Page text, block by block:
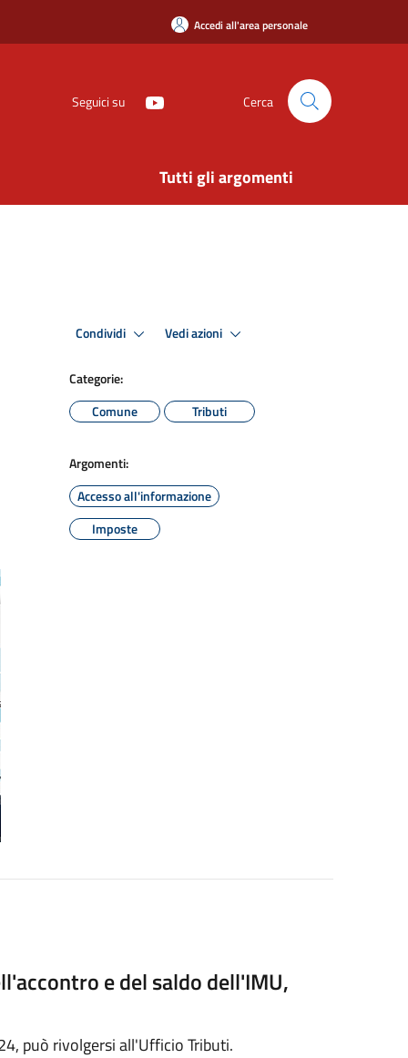
Accedi all'area personale
Seguici su Cerca
Tutti gli argomenti
Condividi Vedi azioni
Categorie:
Comune
Tributi
Argomenti:
Accesso all'informazione
Imposte
e del saldo dell'IMU,
può rivolgersi all'Ufficio Tributi.